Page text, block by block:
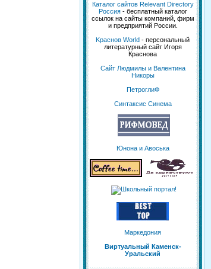
Каталог сайтов Relevant Directory
Россия- бесплатный каталог
ссылок на сайты компаний, фирм
и предприятий России.
Kраснов World - персональный
литературный сайт Игоря
Краснова
Сайт Людмилы и Валентина
Никоры
ПетроглиФ
Синтаксис Синема
Юнона и Авоська
Маркедония
Виртуальный Каменск-
Уральский